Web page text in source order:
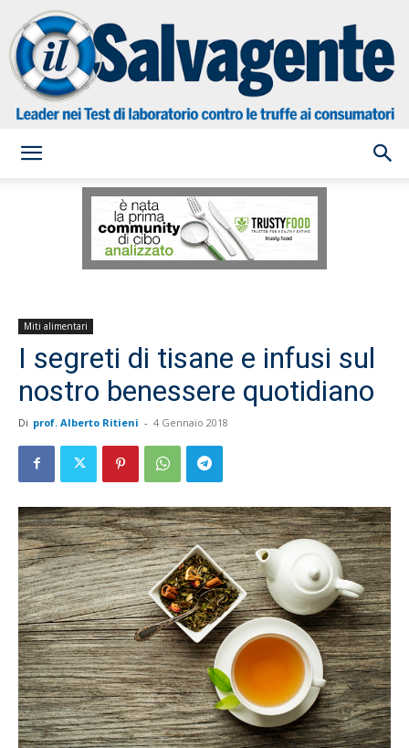
Salvagente
Miti alimentari
I segreti di tisane e infusi sul
nostro benessere quotidiano
Di prof. Alberto Ritieni - 4 Gennaio 2018